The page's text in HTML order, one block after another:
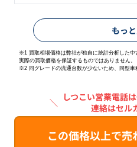
もっ
※1 買取相場価格は弊社が独自に統計分析した中
実際の買取価格を保証するものではありません。
※2 同グレードの流通台数が少ないため、同型
＼ しつこい営業電話
連絡はセル
この価格以上で売